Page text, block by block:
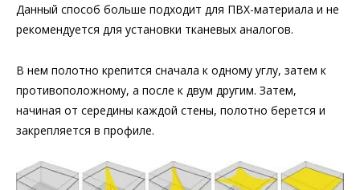
Данный способ больше подходит для ПВХ-материала и не
рекомендуется для установки тканевых аналогов.
В нем полотно крепится сначала к одному углу, затем к
противоположному, а после к двум другим. Затем,
начиная от середины каждой стены, полотно берется и
закрепляется в профиле.